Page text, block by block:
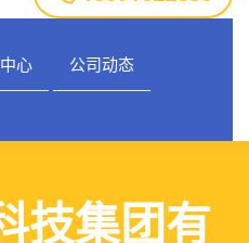
心 公司动态
技集团有